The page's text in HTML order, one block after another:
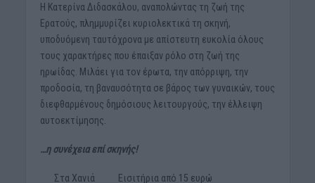
Η Κατερίνα Διδασκάλου, αναπολώντας τη ζωή της
Ερατούς, πλημμυρίζει κυριολεκτικά τη σκηνή,
υποδυόμενη ταυτόχρονα με απίστευτη ευκολία όλους
τους χαρακτήρες που έπαιξαν ρόλο στη ζωή της
ηρωίδας. Μιλάει για τον έρωτα, την απόρριψη, την
προδοσία, τη βαναυσότητα σε βάρος των γυναικών, τους
διεφθαρμένους δημόσιους λειτουργούς, την έλλειψη
αυτοεκτίμησης.
…η συνέχεια επί σκηνής!
Στα Χανιά
Εισιτήρια από 15 ευρώ